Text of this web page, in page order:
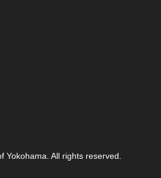
Yokohama. All rights reserved.